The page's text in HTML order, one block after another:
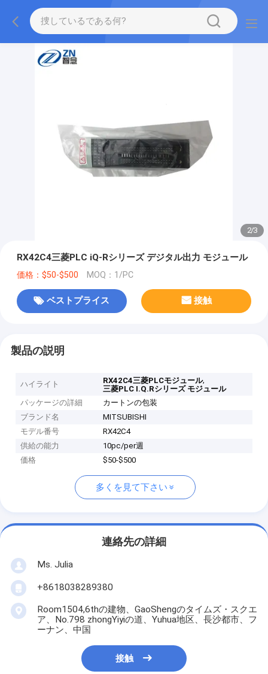
2/3
RX42C4三菱PLC iQ-Rシリーズ デジタル出力 モジュール
価格：$50-$500 MOQ：1/PC
ベストプライス 接触
製品の説明
ハイライト RX42C4三菱PLCモジュール,
三菱PLC I.Q.Rシリーズ モジュール
パッケージの詳細
カートンの包装
ブランド名
MITSUBISHI
モデル番号
RX42C4
供給の能力
10pc/per週
価格
$50-$500
多くを見て下さい
連絡先の詳細
Ms. Julia
+8618038289380
Room1504,6thの建物、GaoShengのタイムズ・スクエ
ア、No.798 zhongYiyiの道、Yuhua地区、長沙都市、フ
ーナン、中国
接触